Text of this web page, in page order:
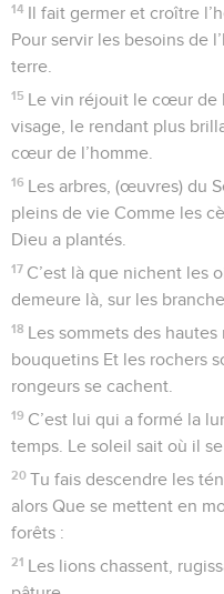
Avec ses bateaux en
que tu créas pour s’y
Ces êtres espèrent en
Chacun au moment
28 Tu la leur donnes : ils la
quand ta main s’ouvre.
29 Mais si tu détournes ta
tremblants. Sitôt que tu
s’en retournent à la
30 Rends-leur ton souffle et
renouvelle.
31
Gloire au Seigneur à tout
ses œuvres !
32 Son regard fait trembler
fument.
33 Je veux chanter à
De mon Dieu, je veux
j’existerai.
34 Que mon chant lui soit